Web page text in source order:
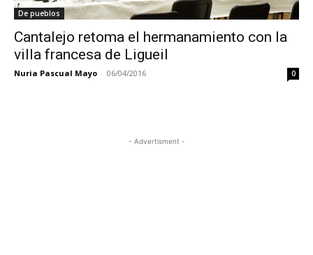
De pueblos
Cantalejo retoma el hermanamiento con la
villa francesa de Ligueil
Nuria Pascual Mayo - 06/04/2016 0
- Advertisment -